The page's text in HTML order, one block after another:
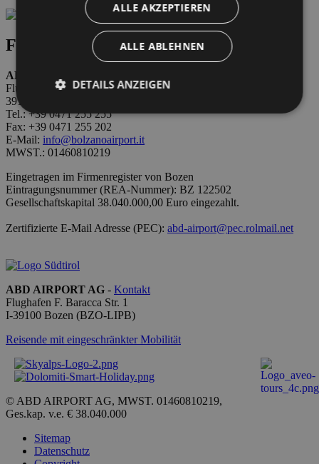
Firmendaten
ABD AIRPORT AG
Flughafen F. Baracca Str. 1
39100 Bozen
Tel.: +39 0471 255 255
Fax: +39 0471 255 202
E-Mail: info@bolzanoairport.it
MWST.: 01460810219
Eingetragen im Firmenregister von Bozen
Eintragungsnummer (REA-Nummer): BZ 122502
Gesellschaftskapital 38.040.000,00 Euro eingezahlt.
Zertifizierte E-Mail Adresse (PEC): abd-airport@pec.rolmail.net
ABD AIRPORT AG - Kontakt
Flughafen F. Baracca Str. 1
I-39100 Bozen (BZO-LIPB)
Reisende mit eingeschränkter Mobilität
© ABD AIRPORT AG, MWST. 01460810219,
Ges.kap. v.e. € 38.040.000
Sitemap
Datenschutz
ALLE AKZEPTIEREN
ALLE ABLEHNEN
DETAILS ANZEIGEN
Unbedingt erforderlich
Unbedingt erforderliche Cookies ermöglichen
wesentliche Kernfunktionen der Website wie die
Benutzeranmeldung und die Kontoverwaltung.
Ohne die unbedingt erforderlichen Cookies kann die
Website nicht ordnungsgemäß verwendet werden.
Name
PHPSESSID